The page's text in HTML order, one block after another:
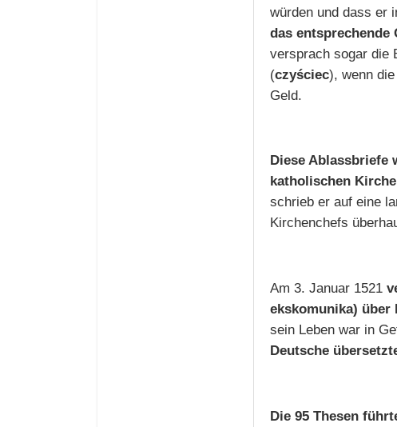
würden und dass er
das entsprechende
versprach sogar die
(czyściec), wenn
Geld.
Diese Ablassbriefe
katholischen
schrieb er auf eine
Kirchenchefs
Am 3. Januar 1521
ekskomunika) über
sein Leben war in
Deutsche
Die 95 Thesen